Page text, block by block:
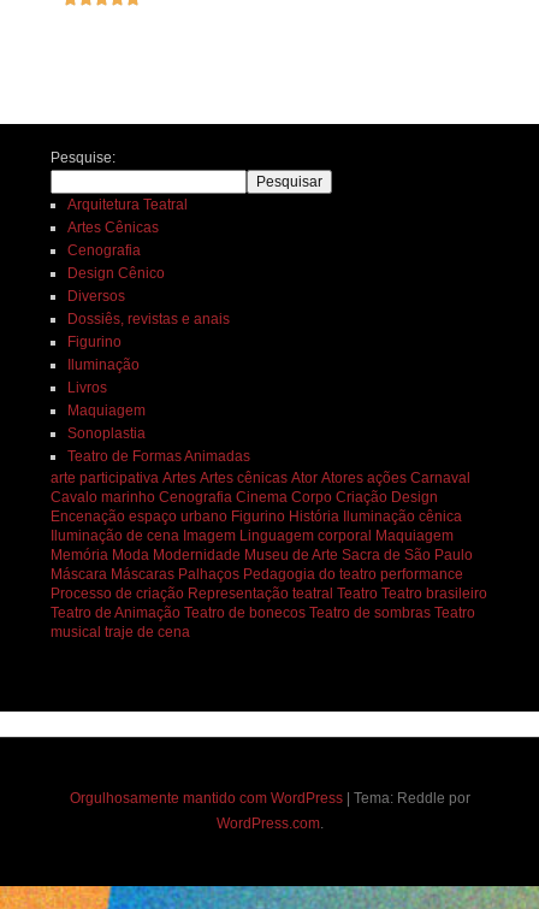
Pesquise:
Pesquisar
Arquitetura Teatral
Artes Cênicas
Cenografia
Design Cênico
Diversos
Dossiês, revistas e anais
Figurino
Iluminação
Livros
Maquiagem
Sonoplastia
Teatro de Formas Animadas
arte participativa Artes Artes cênicas Ator Atores ações Carnaval
Cavalo marinho Cenografia Cinema Corpo Criação Design
Encenação espaço urbano Figurino História
Iluminação cênica
Iluminação de cena Imagem Linguagem corporal Maquiagem
Memória Moda Modernidade Museu de Arte Sacra de São Paulo
Máscara Máscaras Palhaços Pedagogia do teatro performance
Processo de criação Representação teatral Teatro Teatro brasileiro
Teatro de Animação Teatro de bonecos Teatro de sombras Teatro
musical traje de cena
Orgulhosamente mantido com WordPress
Tema: Reddle por
WordPress.com.